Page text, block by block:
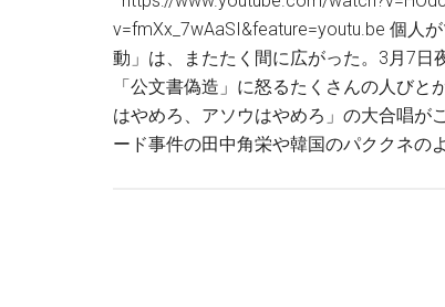
v=fmXx_7wAaSI&feature=youtu.be 個人
動」は、またたく間に広がった。3月7日
「公文書偽造」に怒るたくさんの人び
はやめろ、アソウはやめろ」の大合唱が
ード事件の田中角栄や韓国のパククネの